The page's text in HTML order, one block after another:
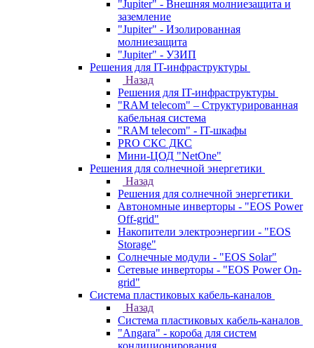
"Jupiter" - Внешняя молниезащита и
заземление
"Jupiter" - Изолированная
молниезащита
"Jupiter" - УЗИП
Решения для IT-инфраструктуры
Назад
Решения для IT-инфраструктуры
"RAM telecom" – Структурированная
кабельная система
"RAM telecom" - IT-шкафы
PRO СКС ДКС
Мини-ЦОД "NetOne"
Решения для солнечной энергетики
Назад
Решения для солнечной энергетики
Автономные инверторы - "EOS Power
Off-grid"
Накопители электроэнергии - "EOS
Storage"
Солнечные модули - "EOS Solar"
Сетевые инверторы - "EOS Power On-
grid"
Система пластиковых кабель-каналов
Назад
Система пластиковых кабель-каналов
"Angara" - короба для систем
кондиционирования